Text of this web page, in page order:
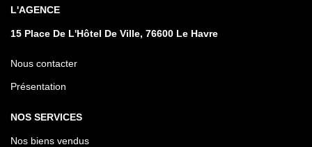
L'AGENCE
15 Place De L'Hôtel De Ville, 76600 Le Havre
Nous contacter
Présentation
NOS SERVICES
Nos biens vendus